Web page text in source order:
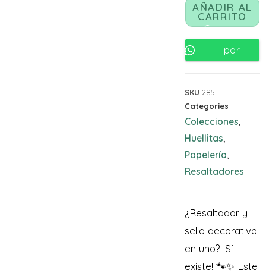
AÑADIR AL
CARRITO
Comunicate
por
SKU 285
Categories
Colecciones
Huellitas
Papelería
Resaltadores
¿Resaltador y
sello decorativo
en uno? ¡Sí
existe! 🐾✨ Este